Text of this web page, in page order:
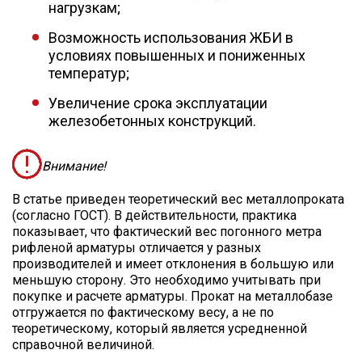
нагрузкам;
Возможность использования ЖБИ в
условиях повышенных и пониженных
температур;
Увеличение срока эксплуатации
железобетонных конструкций.
Внимание!
В статье приведен теоретический вес металлопроката
(согласно ГОСТ). В действительности, практика
показывает, что фактический вес погонного метра
рифленой арматуры отличается у разных
производителей и имеет отклонения в большую или
меньшую сторону. Это необходимо учитывать при
покупке и расчете арматуры. Прокат на металлобазе
отгружается по фактическому весу, а не по
теоретическому, который является усредненной
справочной величиной.